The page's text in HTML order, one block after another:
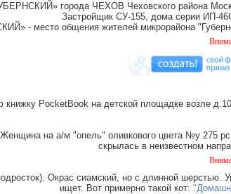
города ЧЕХОВ Чеховского района
Застройщик СУ-155, дома серии ИП-
- место общения жителей микрорайона
Внимание! В
книжку PocketBook на детской площадке возле
на а/м "опель" оливкового цвета №у 275
скрылась в неизвестном
Внимание!
Окрас сиамский, но с длинной
ищет. Вот примерно такой кот: